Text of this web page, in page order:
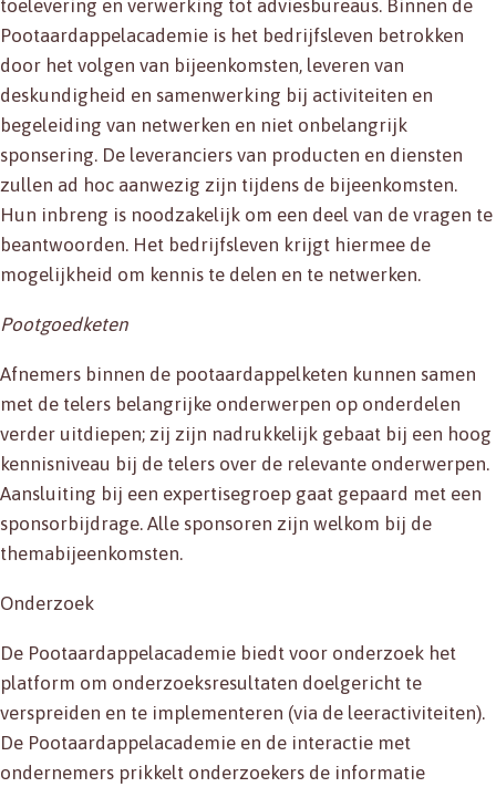
toelevering en verwerking tot adviesbureaus. Binnen de
Pootaardappelacademie is het bedrijfsleven betrokken
door het volgen van bijeenkomsten, leveren van
deskundigheid en samenwerking bij activiteiten en
begeleiding van netwerken en niet onbelangrijk
sponsering. De leveranciers van producten en diensten
zullen ad hoc aanwezig zijn tijdens de bijeenkomsten.
Hun inbreng is noodzakelijk om een deel van de vragen te
beantwoorden. Het bedrijfsleven krijgt hiermee de
mogelijkheid om kennis te delen en te netwerken.
Pootgoedketen
Afnemers binnen de pootaardappelketen kunnen samen
met de telers belangrijke onderwerpen op onderdelen
verder uitdiepen; zij zijn nadrukkelijk gebaat bij een hoog
kennisniveau bij de telers over de relevante onderwerpen.
Aansluiting bij een expertisegroep gaat gepaard met een
sponsorbijdrage. Alle sponsoren zijn welkom bij de
themabijeenkomsten.
Onderzoek
De Pootaardappelacademie biedt voor onderzoek het
platform om onderzoeksresultaten doelgericht te
verspreiden en te implementeren (via de leeractiviteiten).
De Pootaardappelacademie en de interactie met
ondernemers prikkelt onderzoekers de informatie